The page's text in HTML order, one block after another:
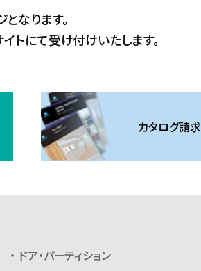
なります。
トにて受け付けいたします。
カタログ請求
ドア・パーティション